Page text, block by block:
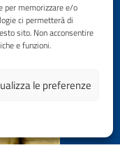
per memorizzare e/o
ci permetterà di
sito. Non acconsentire
e funzioni.
le preferenze